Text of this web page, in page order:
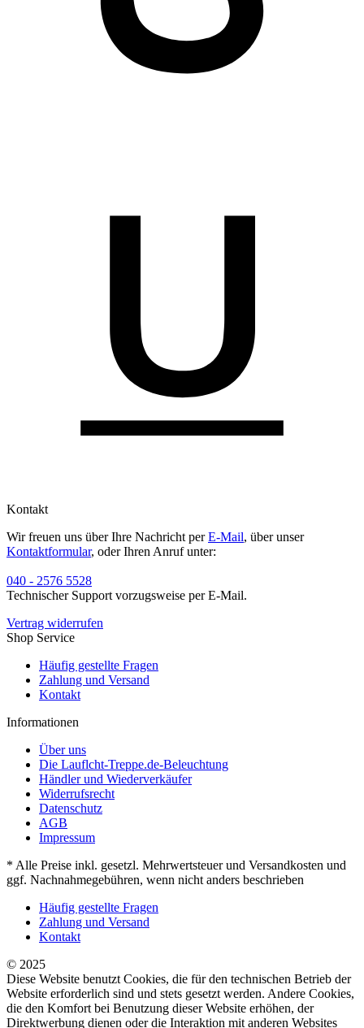
Kontakt
Wir freuen uns über Ihre Nachricht perE-Mail, über unser
Kontaktformular, oder Ihren Anruf unter:
040 - 2576 5528
Technischer Support vorzugsweise per E-Mail.
Vertrag widerrufen
Shop Service
Häufig gestellte Fragen
Zahlung und Versand
Kontakt
Informationen
Über uns
Die Lauflcht-Treppe.de-Beleuchtung
Händler und Wiederverkäufer
Widerrufsrecht
Datenschutz
AGB
Impressum
* Alle Preise inkl. gesetzl. Mehrwertsteuer und Versandkosten und
ggf. Nachnahmegebühren, wenn nicht anders beschrieben
Häufig gestellte Fragen
Zahlung und Versand
Kontakt
© 2025
Diese Website benutzt Cookies, die für den technischen Betrieb der
Website erforderlich sind und stets gesetzt werden. Andere Cookies,
die den Komfort bei Benutzung dieser Website erhöhen, der
Direktwerbung dienen oder die Interaktion mit anderen Websites